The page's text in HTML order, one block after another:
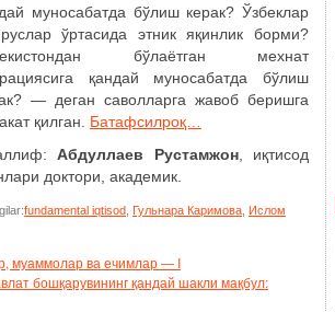
муносабатда бўлиш керак? Ўзбеклар
ўртасида этник яқинлик борми?
бўлаётган мехнат
қандай муносабатда бўлиш
― деган саволларга жавоб беришга
қилган. Батафсилроқ…
Абдуллаев Рустамжон, иқтисод
доктори, академик.
fundamental iqtisod Гульнара Каримова Ислом
муаммолар ва ечимлар ― I
бошқарувининг қандай шакли мақбул: